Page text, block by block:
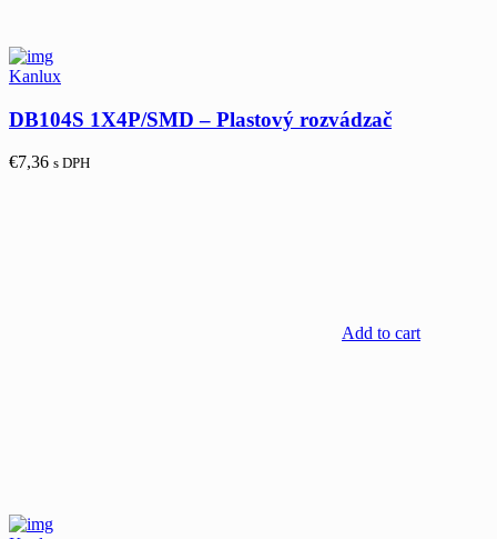
Kanlux
DB104S 1X4P/SMD – Plastový rozvádzač
€7,36 s DPH
Add to cart